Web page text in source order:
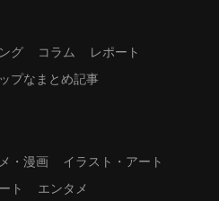
グ コラム
レポート
プなまとめ記事
・漫画
イラスト・アート
ト エンタメ